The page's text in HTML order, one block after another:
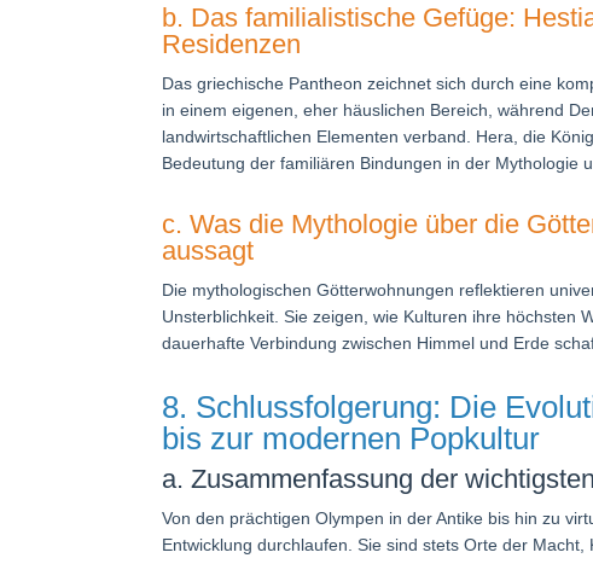
b. Das familialistische Gefüge:
Residenzen
Das griechische Pantheon zeichnet sich durch eine
in einem eigenen, eher häuslichen Bereich, während
landwirtschaftlichen Elementen verband. Hera, die
Bedeutung der familiären Bindungen in der Mythologie
c. Was die Mythologie über die
aussagt
Die mythologischen Götterwohnungen reflektieren
Unsterblichkeit. Sie zeigen, wie Kulturen ihre höchsten
dauerhafte Verbindung zwischen Himmel und Erde
8. Schlussfolgerung: Die
bis zur modernen Popkultur
a. Zusammenfassung der
Von den prächtigen Olympen in der Antike bis hin zu
Entwicklung durchlaufen. Sie sind stets Orte der